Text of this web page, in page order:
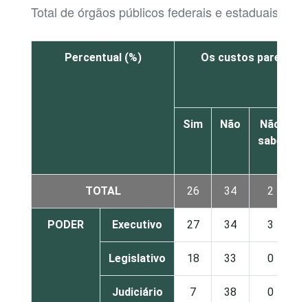
Total de órgãos públicos federais e estaduais
Percentual (%) Os custos parecem
Sim Não
Não
sabe
TOTAL 26 34 2
PODER Executivo 27 34 3
Legislativo 18 33 0
Judiciário 7 38 0